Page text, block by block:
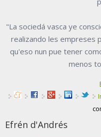
"La sociedá vasca ye
realizando les empreses
qu'eso nun pue tener
menos
Efrén d'Andrés